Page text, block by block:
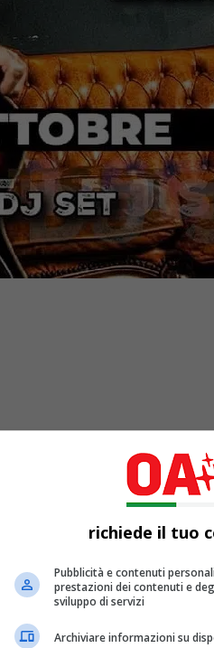
Pellicano
si esibirà insieme al
per immergersi nella
folk
richiede il tuo
Pubblicità e contenuti
prestazioni dei contenuti e
sviluppo di servizi
Archiviare informazioni su